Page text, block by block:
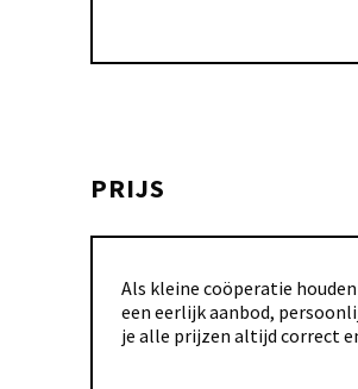
PRIJS
Als kleine coöperatie
een eerlijk aanbod,
je alle prijzen altijd correct